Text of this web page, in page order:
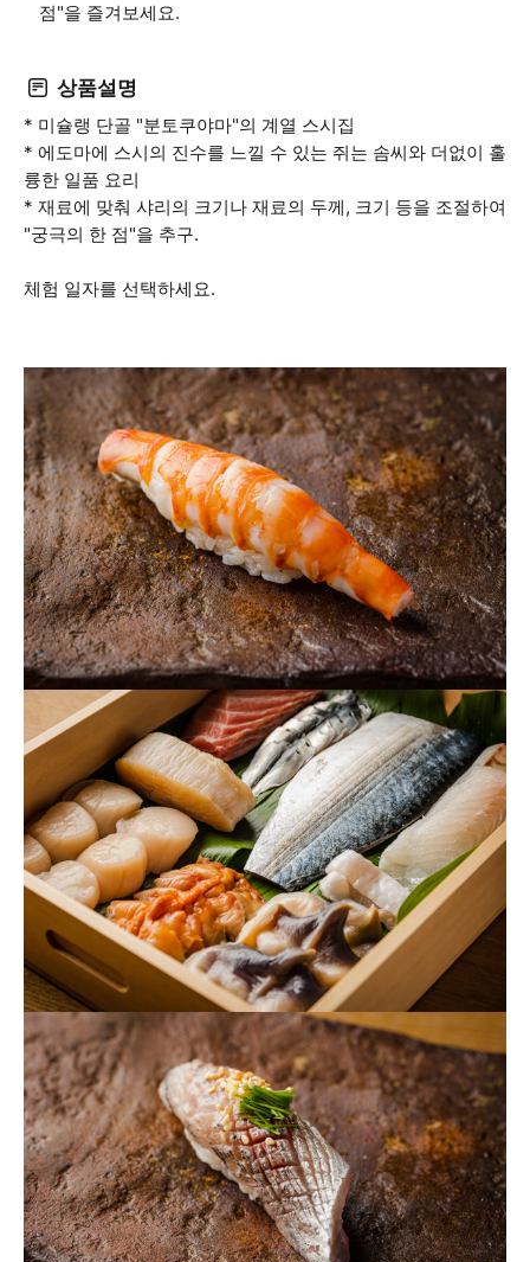
점"을 즐겨보세요.
상품설명
* 미슐랭 단골 "분토쿠야마"의 계열 스시집
* 에도마에 스시의 진수를 느낄 수 있는 쥐는 솜씨와 더없이 훌
륭한 일품 요리
* 재료에 맞춰 샤리의 크기나 재료의 두께, 크기 등을 조절하여
"궁극의 한 점"을 추구.
체험 일자를 선택하세요.